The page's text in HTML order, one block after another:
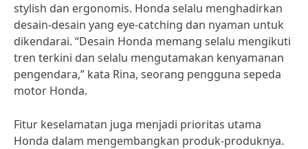
stylish dan ergonomis. Honda selalu menghadirkan
desain-desain yang eye-catching dan nyaman untuk
dikendarai. “Desain Honda memang selalu mengikuti
tren terkini dan selalu mengutamakan kenyamanan
pengendara,” kata Rina, seorang pengguna sepeda
motor Honda.
Fitur keselamatan juga menjadi prioritas utama
Honda dalam mengembangkan produk-produknya.